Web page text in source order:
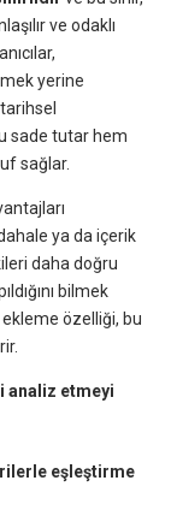
ve odaklı
yerine
sade tutar hem
sağlar.
ya da içerik
daha doğru
bilmek
ekleme özelliği, bu
analiz etmeyi
eşleştirme